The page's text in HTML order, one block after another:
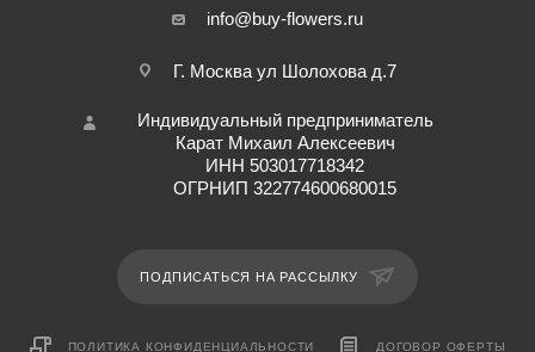
info@buy-flowers.ru
Г. Москва ул Шолохова д.7
Индивидуальный предприниматель
Карат Михаил Алексеевич
ИНН 503017718342
ОГРНИП 322774600680015
ПОДПИСАТЬСЯ НА РАССЫЛКУ
ПОЛИТИКА КОНФИДЕНЦИАЛЬНОСТИ ДОГОВОР ОФЕРТЫ